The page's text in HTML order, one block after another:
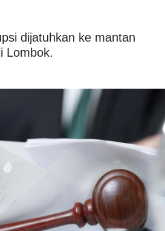
dijatuhkan ke mantan
Lombok.